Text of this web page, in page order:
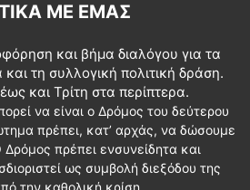
ΜΕ ΕΜΆΣ
και βήμα διαλόγου για τα
τη συλλογική πολιτική δράση.
και Τρίτη στα περίπτερα.
να είναι ο Δρόμος του δεύτερου
πρέπει, κατ’ αρχάς, να δώσουμε
πρέπει ενσυνείδητα και
ως συμβολή διεξόδου της
την καθολική κρίση.